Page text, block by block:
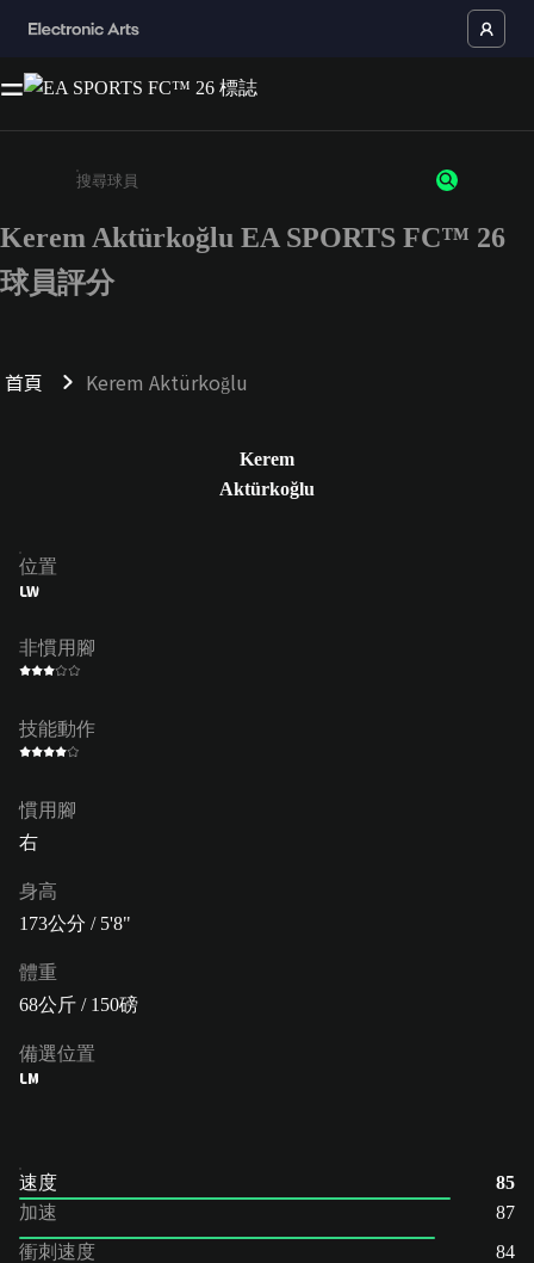
請輸入至少 3 個字元或數字
Kerem Aktürkoğlu EA SPORTS FC™ 26
球員評分
首頁 Kerem Aktürkoğlu
Kerem
Aktürkoğlu
位置
LW
非慣用腳
技能動作
慣用腳
右
身高
173公分 / 5'8"
體重
68公斤 / 150磅
備選位置
LM
速度
85
加速
87
衝刺速度
84